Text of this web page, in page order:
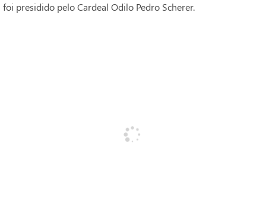
foi presidido pelo Cardeal Odilo Pedro Scherer.